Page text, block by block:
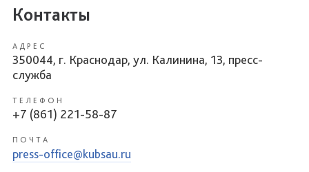
Контакты
АДРЕС
350044, г. Краснодар, ул. Калинина, 13, пресс-
служба
ТЕЛЕФОН
+7 (861) 221-58-87
ПОЧТА
press-office@kubsau.ru